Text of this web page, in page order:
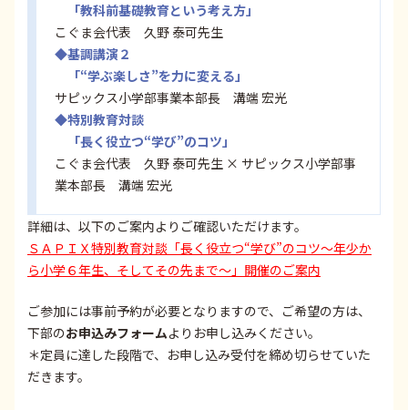
「教科前基礎教育という考え方」
こぐま会代表 久野 泰可先生
◆基調講演２
「“学ぶ楽しさ”を力に変える」
サピックス小学部事業本部長 溝端 宏光
◆特別教育対談
「長く役立つ“学び”のコツ」
こぐま会代表 久野 泰可先生 × サピックス小学部事
業本部長 溝端 宏光
詳細は、以下のご案内よりご確認いただけます。
ＳＡＰＩＸ特別教育対談「長く役立つ“学び”のコツ～年少か
ら小学６年生、そしてその先まで～」開催のご案内
ご参加には事前予約が必要となりますので、ご希望の方は、
下部のお申込みフォームよりお申し込みください。
＊定員に達した段階で、お申し込み受付を締め切らせていた
だきます。